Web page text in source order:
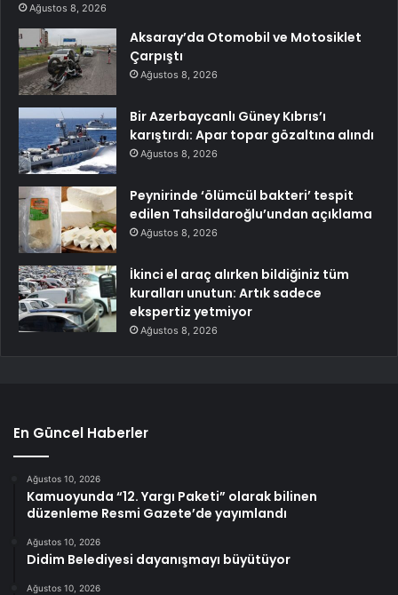
Ağustos 8, 2026
Aksaray’da Otomobil ve Motosiklet
Çarpıştı
Ağustos 8, 2026
Bir Azerbaycanlı Güney Kıbrıs’ı
karıştırdı: Apar topar gözaltına alındı
Ağustos 8, 2026
Peynirinde ‘ölümcül bakteri’ tespit
edilen Tahsildaroğlu’undan açıklama
Ağustos 8, 2026
İkinci el araç alırken bildiğiniz tüm
kuralları unutun: Artık sadece
ekspertiz yetmiyor
Ağustos 8, 2026
En Güncel Haberler
Ağustos 10, 2026
Kamuoyunda “12. Yargı Paketi” olarak bilinen
düzenleme Resmi Gazete’de yayımlandı
Ağustos 10, 2026
Didim Belediyesi dayanışmayı büyütüyor
Ağustos 10, 2026